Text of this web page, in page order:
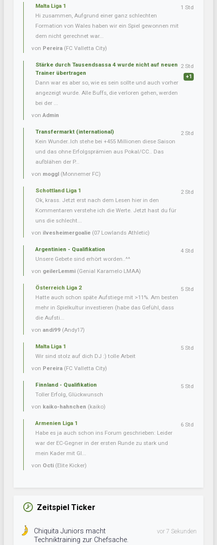
Malta Liga 1
Hi zusammen, Aufgrund einer ganz schlechten
Formation von Wales haben wir ein Spiel gewonnen mit
dem nicht gerechnet war...
von Pereira (FC Valletta City)
1 Std
Stärke durch Tausendsassa 4 wurde nicht auf neuen
Trainer übertragen
Dann war es aber so, wie es sein sollte und auch vorher
angezeigt wurde. Alle Buffs, die verloren gehen, werden
bei der ...
vonAdmin
2 Std
+1
Transfermarkt (international)
Kein Wunder..Ich stehe bei +455 Millionen diese Saison
und das ohne Erfolgsprämien aus Pokal/CC.. Das
aufblähen der P...
von moggl (Monnemer FC)
2 Std
Schottland Liga 1
Ok, krass. Jetzt erst nach dem Lesen hier in den
Kommentaren verstehe ich die Werte. Jetzt hast du für
uns die schlecht...
von ilvesheimergoalie (07 Lowlands Athletic)
2 Std
Argentinien - Qualifikation
Unsere Gebete sind erhört worden..^^
von geilerLemmi (Genial Karamelo LMAA)
4 Std
Österreich Liga 2
Hatte auch schon späte Aufstiege mit >11%. Am besten
mehr in Spielkultur investieren (habe das Gefühl, dass
die Aufsti...
von andi99 (Andy17)
5 Std
Malta Liga 1
Wir sind stolz auf dich DJ :) tolle Arbeit
von Pereira (FC Valletta City)
5 Std
Finnland - Qualifikation
Toller Erfolg, Glückwunsch
von kaiko-hahnchen (kaiko)
5 Std
Armenien Liga 1
Habe es ja auch schon ins Forum geschrieben: Leider
war der EC-Gegner in der ersten Runde zu stark und
mein Kader mit Gl...
von Octi (Elite Kicker)
6 Std
Zeitspiel Ticker
Chiquita Juniors macht
Techniktraining zur Chefsache.
vor 7 Sekunden